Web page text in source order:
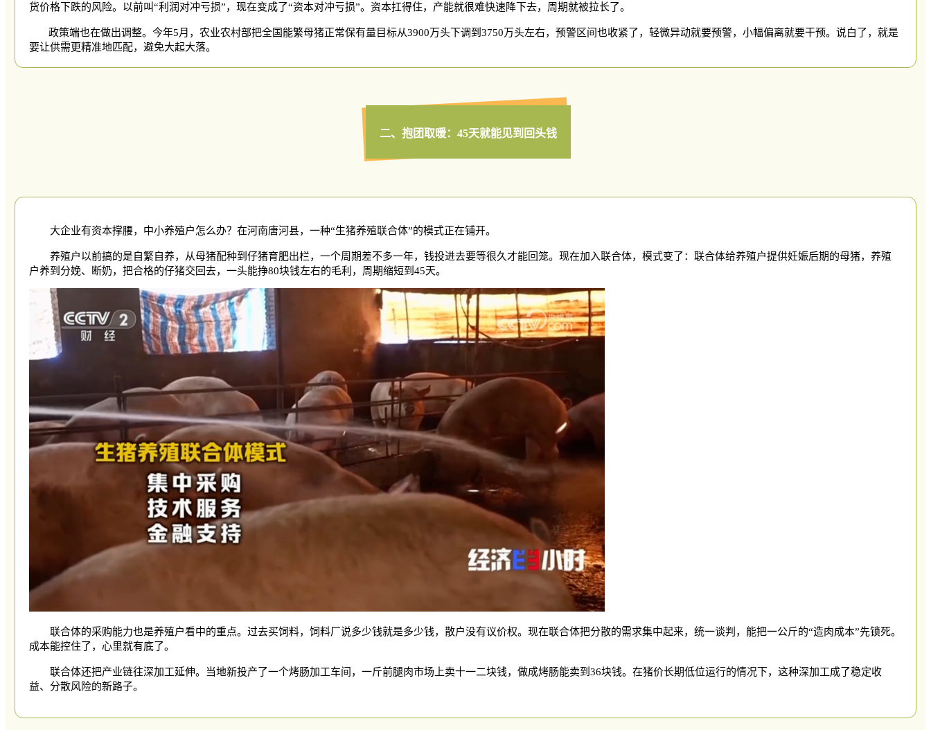
货价格下跌的风险。以前叫“利润对冲亏损”，现在变成了“资本对冲亏损”。资本扛得住，产能就很难快速降下去，周期就被拉长了。
政策端也在做出调整。今年5月，农业农村部把全国能繁母猪正常保有量目标从3900万头下调到3750万头左右，预警区间也收紧了 ， 轻微异动就要预警，小幅偏离就要干预。说白了，就是
要让供需更精准地匹配，避免大起大落。
二、抱团取暖： 45天就能见到回头钱
大企业有资本撑腰，中小养殖户怎么办？在河南唐河县，一种“生猪养殖联合体”的模式正在铺开。
养殖户以前搞的是自繁自养，从母猪配种到仔猪育肥出栏，一个周期差不多一年，钱投进去要等很久才能回笼。现在加入联合体，模式变了：联合体给养殖户提供妊娠后期的母猪，养殖
户养到分娩、断奶，把合格的仔猪交回去，一头能挣80块钱左右的毛利，周期缩短到45天。
联合体的采购能力也是养殖户看中的重点。过去买饲料，饲料厂说多少钱就是多少钱，散户没有议价权。现在联合体把分散的需求集中起来，统一谈判，能把一公斤的“造肉成本”先锁死。
成本能控住了，心里就有底了。
联合体还把产业链往深加工延伸。当地新投产了一个烤肠加工车间，一斤前腿肉市场上卖十一二块钱，做成烤肠能卖到36块钱。在猪价长期低位运行的情况下，这种深加工成了稳定收
益、分散风险的新路子。